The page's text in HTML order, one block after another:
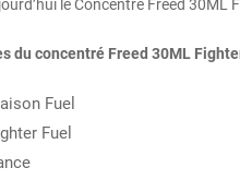
le Concentré Freed
du concentré Freed 30ML
Fuel
Fuel